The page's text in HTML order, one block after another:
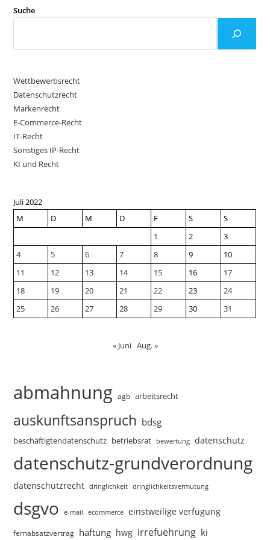
Suche
Wettbewerbsrecht
Datenschutzrecht
Markenrecht
E-Commerce-Recht
IT-Recht
Sonstiges IP-Recht
KI und Recht
Juli 2022
M
D M D F S
S
1
2
3
4
5 6 7 8 9
10
11
12 13 14 15 16
17
18
19 20 21 22 23
24
25
26 27 28 29 30 31
« Juni Aug. »
abmahnung agb arbeitsrecht
auskunftsanspruch bdsg
beschäftigtendatenschutz betriebsrat bewertung datenschutz
datenschutz-grundverordnung
datenschutzrecht dringlichkeit dringlichkeitsvermutung
dsgvo e-mail ecommerce einstweilige verfügung
fernabsatzvertrag haftung hwg irrefuehrung ki